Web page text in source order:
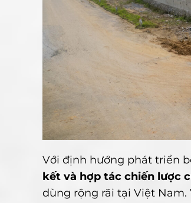
Với định hướng phát triển
kết và hợp tác chiến lược
dùng rộng rãi tại Việt Nam.